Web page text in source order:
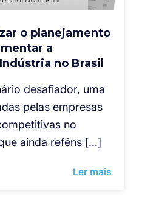
o planejamento
a
no Brasil
desafiador, uma
pelas empresas
no
ainda reféns […]
Ler mais